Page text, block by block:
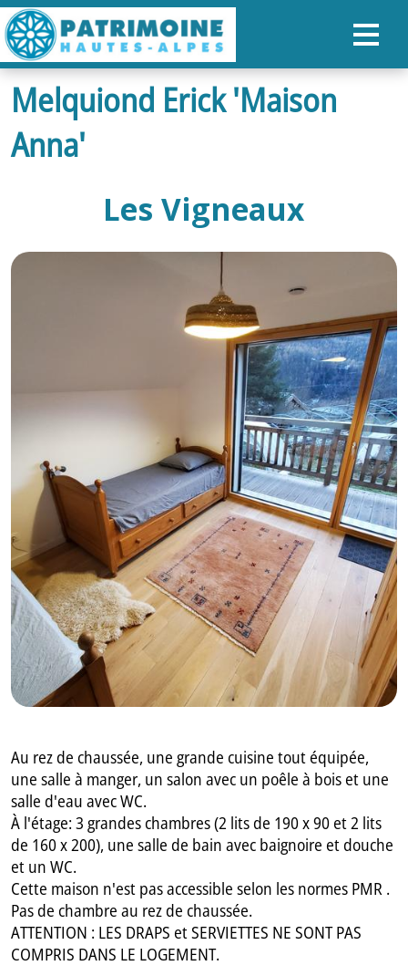
ACCUEIL
CARTE
RANDONNÉES
IT
Melquiond Erick 'Maison
Anna'
Les Vigneaux
Au rez de chaussée, une grande cuisine tout équipée,
une salle à manger, un salon avec un poêle à bois et une
salle d'eau avec WC.
À l'étage: 3 grandes chambres (2 lits de 190 x 90 et 2 lits
de 160 x 200), une salle de bain avec baignoire et douche
et un WC.
Cette maison n'est pas accessible selon les normes PMR .
Pas de chambre au rez de chaussée.
ATTENTION : LES DRAPS et SERVIETTES NE SONT PAS
COMPRIS DANS LE LOGEMENT.